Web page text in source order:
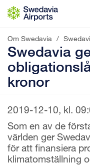
Gå till innehåll
Om Swedavia /
Swedavia
kronor
2019-12-10, kl.
Som en av de
världen ger
för att finansiera
klimatomställning